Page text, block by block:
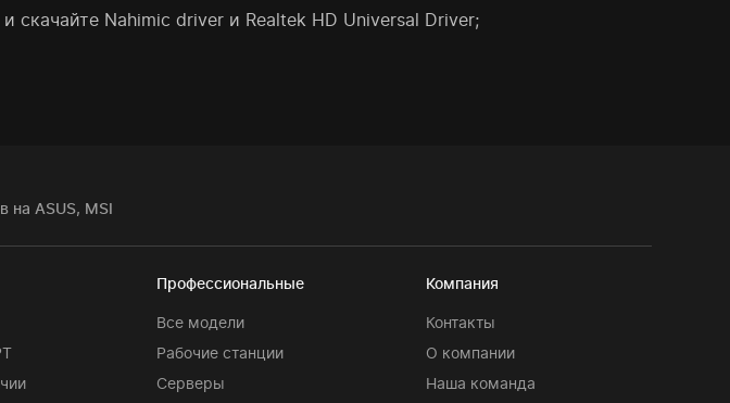
Nahimic driver и Realtek HD Universal Driver;
на ASUS, MSI
Профессиональные
Все модели
Рабочие станции
Серверы
Компания
Контакты
О компании
Наша команда